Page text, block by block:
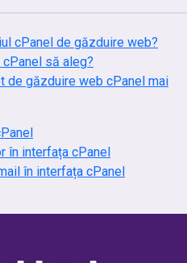
cPanel de găzduire web?
să aleg?
de găzduire web cPanel mai
în interfața cPanel
în interfața cPanel